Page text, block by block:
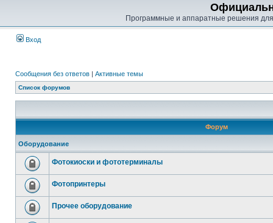
Программные и аппаратные решения
Вход
Сообщения без ответов | Активные темы
Список форумов
Форум
Оборудование
Фотокиоски и фототерминалы
Фотопринтеры
Прочее оборудование